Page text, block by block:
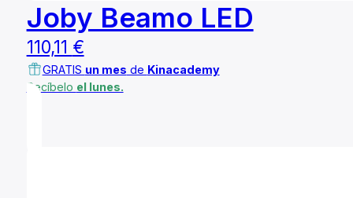
Joby Beamo LED
110,11 €
GRATIS un mes de Kinacademy
Recíbelo el lunes.